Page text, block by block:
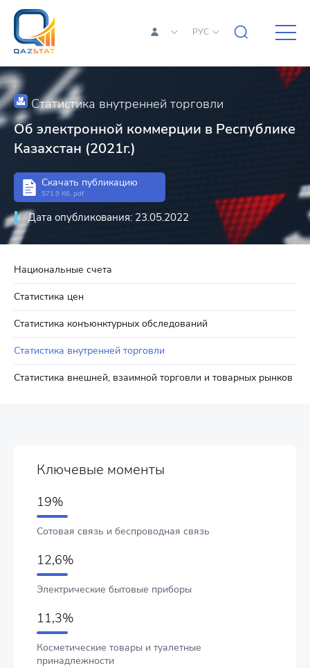
РУС
Национальные счета
Статистика цен
Статистика конъюнктурных обследований
Статистика внутренней торговли
Статистика внешней, взаимной торговли и товарных рынков
Статистика внутренней торговли
Об электронной коммерции в Республике
Казахстан (2021г.)
Скачать публикацию
571.9 Кб, pdf
Дата опубликования: 23.05.2022
Ключевые моменты
19%
Сотовая связь и беспроводная связь
12,6%
Электрические бытовые приборы
11,3%
Косметические товары и туалетные
принадлежности